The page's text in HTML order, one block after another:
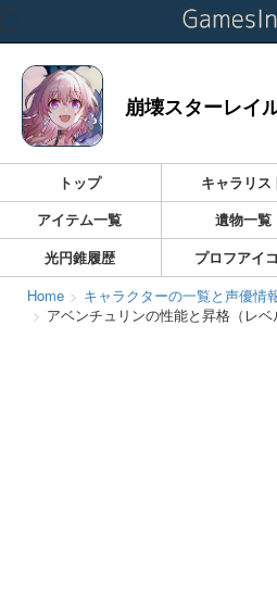
Toggle
崩壊スターレイ
トップ キャラリス
アイテム一覧
遺物一覧
光円錐履歴
プロフアイ
Home
キャラクターの一覧と声優情
アベンチュリンの性能と昇格（レ